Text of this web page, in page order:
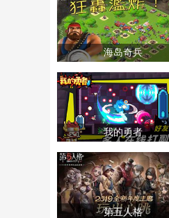
海岛奇兵
我的勇者
第五人格